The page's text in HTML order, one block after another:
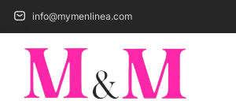
info@mymenlinea.com